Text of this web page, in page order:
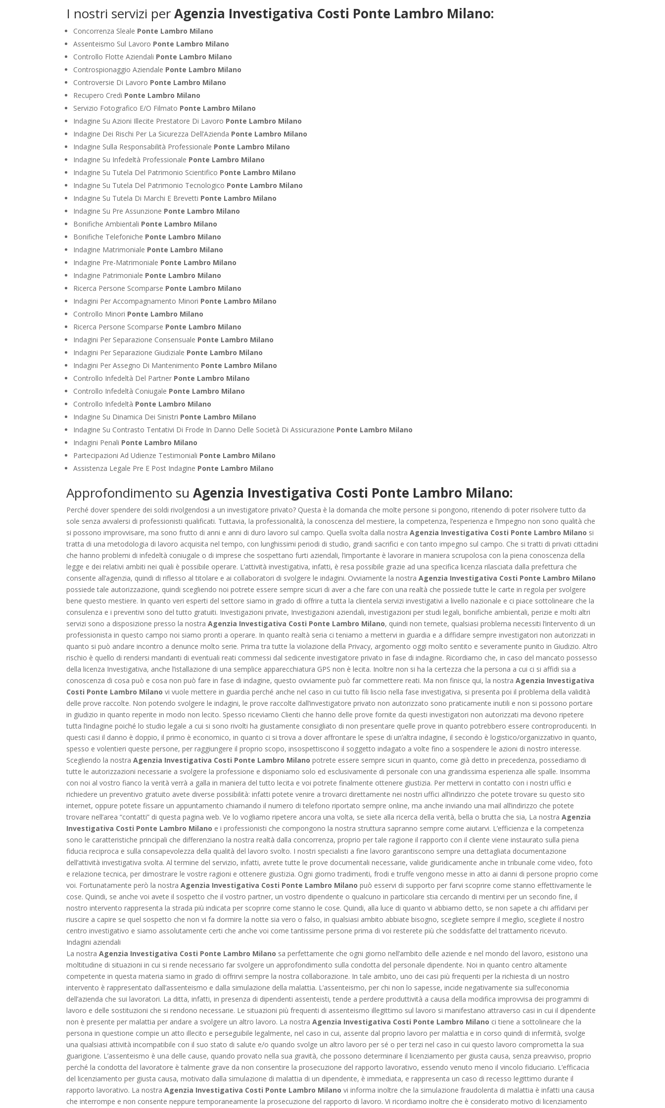
I nostri servizi perAgenzia Investigativa Costi Ponte Lambro Milano:
Concorrenza Sleale Ponte Lambro Milano
Assenteismo Sul Lavoro Ponte Lambro Milano
Controllo Flotte Aziendali Ponte Lambro Milano
Controspionaggio Aziendale Ponte Lambro Milano
Controversie Di Lavoro Ponte Lambro Milano
Recupero Credi Ponte Lambro Milano
Servizio Fotografico E/O Filmato Ponte Lambro Milano
Indagine Su Azioni Illecite Prestatore Di Lavoro Ponte Lambro Milano
Indagine Dei Rischi Per La Sicurezza Dell’Azienda Ponte Lambro Milano
Indagine Sulla Responsabilità Professionale Ponte Lambro Milano
Indagine Su Infedeltà Professionale Ponte Lambro Milano
Indagine Su Tutela Del Patrimonio Scientifico Ponte Lambro Milano
Indagine Su Tutela Del Patrimonio Tecnologico Ponte Lambro Milano
Indagine Su Tutela Di Marchi E Brevetti Ponte Lambro Milano
Indagine Su Pre Assunzione Ponte Lambro Milano
Bonifiche Ambientali Ponte Lambro Milano
Bonifiche Telefoniche Ponte Lambro Milano
Indagine Matrimoniale Ponte Lambro Milano
Indagine Pre-Matrimoniale Ponte Lambro Milano
Indagine Patrimoniale Ponte Lambro Milano
Ricerca Persone Scomparse Ponte Lambro Milano
Indagini Per Accompagnamento Minori Ponte Lambro Milano
Controllo Minori Ponte Lambro Milano
Ricerca Persone Scomparse Ponte Lambro Milano
Indagini Per Separazione Consensuale Ponte Lambro Milano
Indagini Per Separazione Giudiziale Ponte Lambro Milano
Indagini Per Assegno Di Mantenimento Ponte Lambro Milano
Controllo Infedeltà Del Partner Ponte Lambro Milano
Controllo Infedeltà Coniugale Ponte Lambro Milano
Controllo Infedeltà Ponte Lambro Milano
Indagine Su Dinamica Dei Sinistri Ponte Lambro Milano
Indagine Su Contrasto Tentativi Di Frode In Danno Delle Società Di Assicurazione Ponte Lambro Milano
Indagini Penali Ponte Lambro Milano
Partecipazioni Ad Udienze Testimoniali Ponte Lambro Milano
Assistenza Legale Pre E Post Indagine Ponte Lambro Milano
Approfondimento suAgenzia Investigativa Costi Ponte Lambro Milano:
Perché dover spendere dei soldi rivolgendosi a un investigatore privato? Questa è la domanda che molte persone si pongono, ritenendo di poter risolvere tutto da
sole senza avvalersi di professionisti qualificati. Tuttavia, la professionalità, la conoscenza del mestiere, la competenza, l’esperienza e l’impegno non sono qualità che
si possono improvvisare, ma sono frutto di anni e anni di duro lavoro sul campo. Quella svolta dalla nostraAgenzia Investigativa Costi Ponte Lambro Milano si
tratta di una metodologia di lavoro acquisita nel tempo, con lunghissimi periodi di studio, grandi sacrifici e con tanto impegno sul campo. Che si tratti di privati cittadini
che hanno problemi di infedeltà coniugale o di imprese che sospettano furti aziendali, l’importante è lavorare in maniera scrupolosa con la piena conoscenza della
legge e dei relativi ambiti nei quali è possibile operare. L’attività investigativa, infatti, è resa possibile grazie ad una specifica licenza rilasciata dalla prefettura che
consente all’agenzia, quindi di riflesso al titolare e ai collaboratori di svolgere le indagini. Ovviamente la nostraAgenzia Investigativa Costi Ponte Lambro Milano
possiede tale autorizzazione, quindi scegliendo noi potrete essere sempre sicuri di aver a che fare con una realtà che possiede tutte le carte in regola per svolgere
bene questo mestiere. In quanto veri esperti del settore siamo in grado di offrire a tutta la clientela servizi investigativi a livello nazionale e ci piace sottolineare che la
consulenza e i preventivi sono del tutto gratuiti. Investigazioni private, Investigazioni aziendali, investigazioni per studi legali, bonifiche ambientali, perizie e molti altri
servizi sono a disposizione presso la nostraAgenzia Investigativa Costi Ponte Lambro Milano, quindi non temete, qualsiasi problema necessiti l’intervento di un
professionista in questo campo noi siamo pronti a operare. In quanto realtà seria ci teniamo a mettervi in guardia e a diffidare sempre investigatori non autorizzati in
quanto si può andare incontro a denunce molto serie. Prima tra tutte la violazione della Privacy, argomento oggi molto sentito e severamente punito in Giudizio. Altro
rischio è quello di rendersi mandanti di eventuali reati commessi dal sedicente investigatore privato in fase di indagine. Ricordiamo che, in caso del mancato possesso
della licenza Investigativa, anche l’istallazione di una semplice apparecchiatura GPS non è lecita. Inoltre non si ha la certezza che la persona a cui ci si affidi sia a
conoscenza di cosa può e cosa non può fare in fase di indagine, questo ovviamente può far commettere reati. Ma non finisce qui, la nostraAgenzia Investigativa
Costi Ponte Lambro Milano vi vuole mettere in guardia perché anche nel caso in cui tutto fili liscio nella fase investigativa, si presenta poi il problema della validità
delle prove raccolte. Non potendo svolgere le indagini, le prove raccolte dall’investigatore privato non autorizzato sono praticamente inutili e non si possono portare
in giudizio in quanto reperite in modo non lecito. Spesso riceviamo Clienti che hanno delle prove fornite da questi investigatori non autorizzati ma devono ripetere
tutta l’indagine poiché lo studio legale a cui si sono rivolti ha giustamente consigliato di non presentare quelle prove in quanto potrebbero essere controproducenti. In
questi casi il danno è doppio, il primo è economico, in quanto ci si trova a dover affrontare le spese di un’altra indagine, il secondo è logistico/organizzativo in quanto,
spesso e volentieri queste persone, per raggiungere il proprio scopo, insospettiscono il soggetto indagato a volte fino a sospendere le azioni di nostro interesse.
Scegliendo la nostraAgenzia Investigativa Costi Ponte Lambro Milano potrete essere sempre sicuri in quanto, come già detto in precedenza, possediamo di
tutte le autorizzazioni necessarie a svolgere la professione e disponiamo solo ed esclusivamente di personale con una grandissima esperienza alle spalle. Insomma
con noi al vostro fianco la verità verrà a galla in maniera del tutto lecita e voi potrete finalmente ottenere giustizia. Per mettervi in contatto con i nostri uffici e
richiedere un preventivo gratuito avete diverse possibilità: infatti potete venire a trovarci direttamente nei nostri uffici all’indirizzo che potete trovare su questo sito
internet, oppure potete fissare un appuntamento chiamando il numero di telefono riportato sempre online, ma anche inviando una mail all’indirizzo che potete
trovare nell’area “contatti” di questa pagina web. Ve lo vogliamo ripetere ancora una volta, se siete alla ricerca della verità, bella o brutta che sia, La nostraAgenzia
Investigativa Costi Ponte Lambro Milano e i professionisti che compongono la nostra struttura sapranno sempre come aiutarvi. L’efficienza e la competenza
sono le caratteristiche principali che differenziano la nostra realtà dalla concorrenza, proprio per tale ragione il rapporto con il cliente viene instaurato sulla piena
fiducia reciproca e sulla consapevolezza della qualità del lavoro svolto. I nostri specialisti a fine lavoro garantiscono sempre una dettagliata documentazione
dell’attività investigativa svolta. Al termine del servizio, infatti, avrete tutte le prove documentali necessarie, valide giuridicamente anche in tribunale come video, foto
e relazione tecnica, per dimostrare le vostre ragioni e ottenere giustizia. Ogni giorno tradimenti, frodi e truffe vengono messe in atto ai danni di persone proprio come
voi. Fortunatamente però la nostraAgenzia Investigativa Costi Ponte Lambro Milano può esservi di supporto per farvi scoprire come stanno effettivamente le
cose. Quindi, se anche voi avete il sospetto che il vostro partner, un vostro dipendente o qualcuno in particolare stia cercando di mentirvi per un secondo fine, il
nostro intervento rappresenta la strada più indicata per scoprire come stanno le cose. Quindi, alla luce di quanto vi abbiamo detto, se non sapete a chi affidarvi per
riuscire a capire se quel sospetto che non vi fa dormire la notte sia vero o falso, in qualsiasi ambito abbiate bisogno, scegliete sempre il meglio, scegliete il nostro
centro investigativo e siamo assolutamente certi che anche voi come tantissime persone prima di voi resterete più che soddisfatte del trattamento ricevuto.
Indagini aziendali
La nostraAgenzia Investigativa Costi Ponte Lambro Milano sa perfettamente che ogni giorno nell’ambito delle aziende e nel mondo del lavoro, esistono una
moltitudine di situazioni in cui si rende necessario far svolgere un approfondimento sulla condotta del personale dipendente. Noi in quanto centro altamente
competente in questa materia siamo in grado di offrirvi sempre la nostra collaborazione. In tale ambito, uno dei casi più frequenti per la richiesta di un nostro
intervento è rappresentato dall’assenteismo e dalla simulazione della malattia. L’assenteismo, per chi non lo sapesse, incide negativamente sia sull’economia
dell’azienda che sui lavoratori. La ditta, infatti, in presenza di dipendenti assenteisti, tende a perdere produttività a causa della modifica improvvisa dei programmi di
lavoro e delle sostituzioni che si rendono necessarie. Le situazioni più frequenti di assenteismo illegittimo sul lavoro si manifestano attraverso casi in cui il dipendente
non è presente per malattia per andare a svolgere un altro lavoro. La nostraAgenzia Investigativa Costi Ponte Lambro Milano ci tiene a sottolineare che la
persona in questione compie un atto illecito e perseguibile legalmente, nel caso in cui, assente dal proprio lavoro per malattia e in corso quindi di infermità, svolge
una qualsiasi attività incompatibile con il suo stato di salute e/o quando svolge un altro lavoro per sé o per terzi nel caso in cui questo lavoro comprometta la sua
guarigione. L’assenteismo è una delle cause, quando provato nella sua gravità, che possono determinare il licenziamento per giusta causa, senza preavviso, proprio
perché la condotta del lavoratore è talmente grave da non consentire la prosecuzione del rapporto lavorativo, essendo venuto meno il vincolo fiduciario. L’efficacia
del licenziamento per giusta causa, motivato dalla simulazione di malattia di un dipendente, è immediata, e rappresenta un caso di recesso legittimo durante il
rapporto lavorativo. La nostraAgenzia Investigativa Costi Ponte Lambro Milano vi informa inoltre che la simulazione fraudolenta di malattia è infatti una causa
che interrompe e non consente neppure temporaneamente la prosecuzione del rapporto di lavoro. Vi ricordiamo inoltre che è considerato motivo di licenziamento